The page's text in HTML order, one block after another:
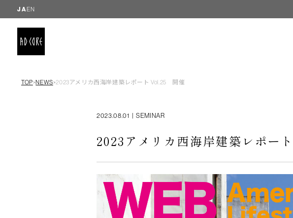
EN
JA
TOP＞NEWS＞2023アメリカ西海岸建築レポート Vol.25 開催
2023.08.01 SEMINAR
2023アメリカ西海岸建築レポ